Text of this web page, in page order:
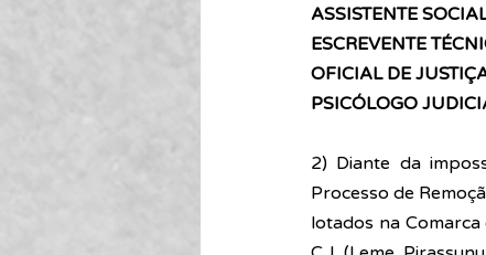
ASSISTENTE
ESCREVENTE
OFICIAL DE
PSICÓLOGO
2) Diante da
Processo de
lotados na